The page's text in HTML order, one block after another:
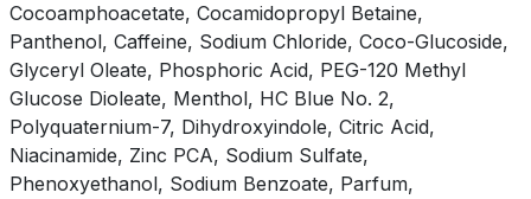
Cocoamphoacetate, Cocamidopropyl Betaine,
Panthenol, Caffeine, Sodium Chloride, Coco-Glucoside,
Glyceryl Oleate, Phosphoric Acid, PEG-120 Methyl
Glucose Dioleate, Menthol, HC Blue No. 2,
Polyquaternium-7, Dihydroxyindole, Citric Acid,
Niacinamide, Zinc PCA, Sodium Sulfate,
Phenoxyethanol, Sodium Benzoate, Parfum,